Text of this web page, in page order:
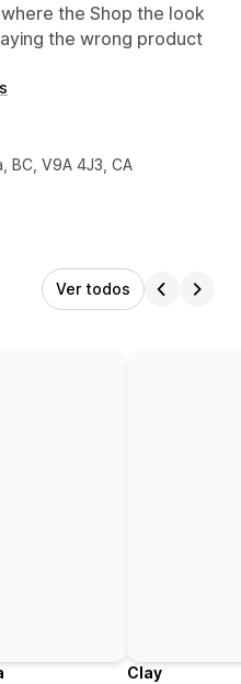
the Shop the look
the wrong product
BC, V9A 4J3, CA
Ver todos
Clay